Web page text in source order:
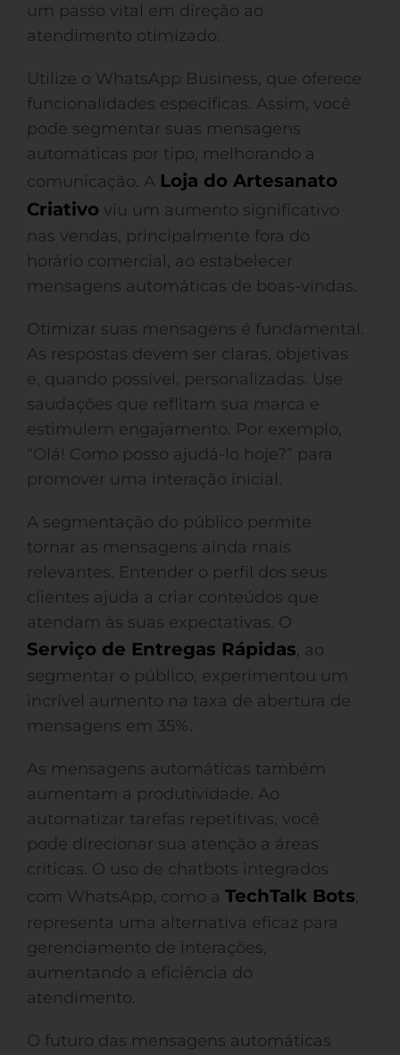
um passo vital em direção ao
atendimento otimizado.
Utilize o WhatsApp Business, que oferece
funcionalidades específicas. Assim, você
pode segmentar suas mensagens
automáticas por tipo, melhorando a
comunicação. A Loja do Artesanato
Criativo viu um aumento significativo
nas vendas, principalmente fora do
horário comercial, ao estabelecer
mensagens automáticas de boas-vindas.
Otimizar suas mensagens é fundamental.
As respostas devem ser claras, objetivas
e, quando possível, personalizadas. Use
saudações que reflitam sua marca e
estimulem engajamento. Por exemplo,
“Olá! Como posso ajudá-lo hoje?” para
promover uma interação inicial.
A segmentação do público permite
tornar as mensagens ainda mais
relevantes. Entender o perfil dos seus
clientes ajuda a criar conteúdos que
atendam às suas expectativas. O
Serviço de Entregas Rápidas, ao
segmentar o público, experimentou um
incrível aumento na taxa de abertura de
mensagens em 35%.
As mensagens automáticas também
aumentam a produtividade. Ao
automatizar tarefas repetitivas, você
pode direcionar sua atenção a áreas
críticas. O uso de chatbots integrados
com WhatsApp, como a TechTalk Bots,
representa uma alternativa eficaz para
gerenciamento de interações,
aumentando a eficiência do
atendimento.
O futuro das mensagens automáticas